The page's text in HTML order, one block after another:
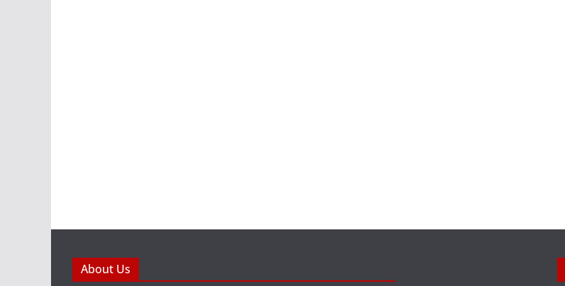
About Us